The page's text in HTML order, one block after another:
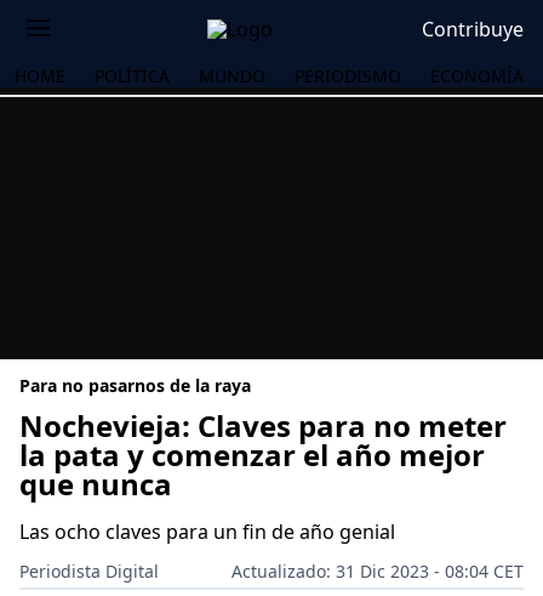
Contribuye
HOME POLÍTICA MUNDO PERIODISMO ECONOMÍA
Para no pasarnos de la raya
Nochevieja: Claves para no meter
la pata y comenzar el año mejor
que nunca
Las ocho claves para un fin de año genial
Periodista Digital
Actualizado: 31 Dic 2023 - 08:04 CET